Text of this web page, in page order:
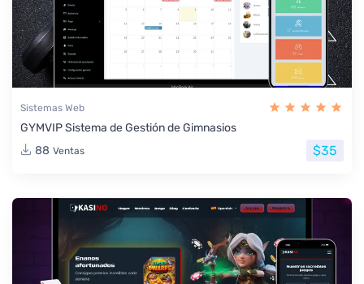
Sistemas Web
GYMVIP Sistema de Gestión de Gimnasios
88 Ventas $35